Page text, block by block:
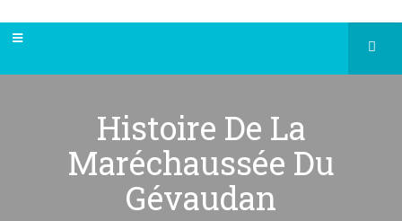
Histoire De La
Maréchaussée Du
Gévaudan